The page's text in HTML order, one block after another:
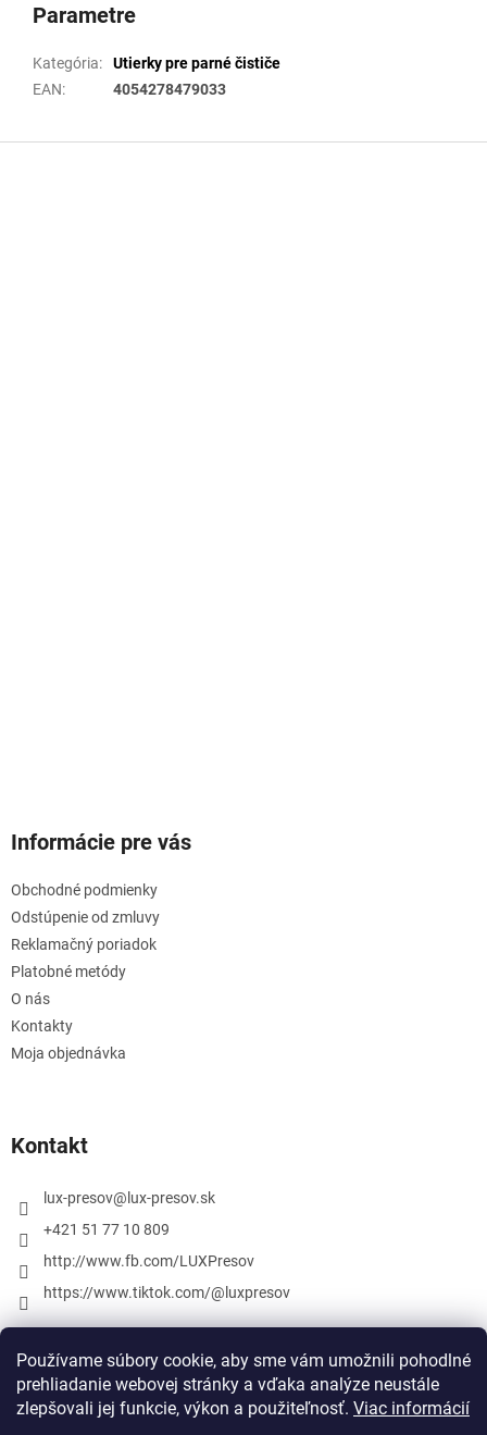
Používame súbory cookie, aby sme vám umožnili pohodlné
prehliadanie webovej stránky a vďaka analýze neustále
zlepšovali jej funkcie, výkon a použiteľnosť. Viac informácií
Parametre
Kategória:
Utierky pre parné čističe
EAN: 4054278479033
Informácie pre vás
Obchodné podmienky
Odstúpenie od zmluvy
Reklamačný poriadok
Platobné metódy
O nás
Kontakty
Moja objednávka
Kontakt
lux-presov@ lux-presov.sk
+421 51 77 10 809
http://www.fb.com/LUXPresov
https://www.tiktok.com/@luxpresov